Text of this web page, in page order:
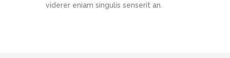
viderer eniam singulis senserit an.